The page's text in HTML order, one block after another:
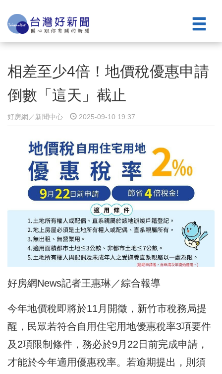
相差至少4倍！地價稅優惠申請
倒數「這天」截止
好房網／新聞中心 2025-09-10 19:37
好房網News記者王惠琳／綜合報導
今年地價稅即將於11月開徵，新竹市稅務局提
醒，民眾若符合自用住宅用地優惠稅率3項要件
及2項限制條件，務必於9月22日前完成申請，
才能於今年適用優惠稅率。若逾期提出，則須